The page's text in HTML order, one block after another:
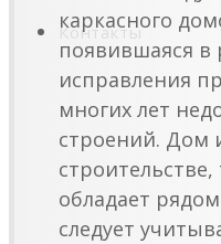
Контакты
каркасного
появившаяся в
исправления
многих лет
строений. Дом
обладает
следует